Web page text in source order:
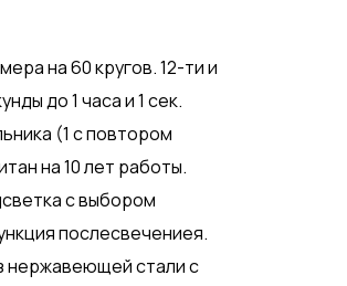
на 60 кругов. 12-ти и
до 1 часа и 1 сек.
(1 с повтором
на 10 лет работы.
с выбором
послесвечениея.
нержавеющей стали с